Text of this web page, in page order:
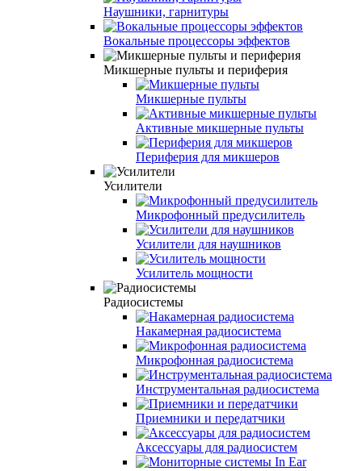
Наушники, гарнитуры
Вокальные процессоры эффектов
Микшерные пульты и периферия
Микшерные пульты
Активные микшерные пульты
Периферия для микшеров
Усилители
Микрофонный предусилитель
Усилители для наушников
Усилитель мощности
Радиосистемы
Накамерная радиосистема
Микрофонная радиосистема
Инструментальная радиосистема
Приемники и передатчики
Аксессуары для радиосистем